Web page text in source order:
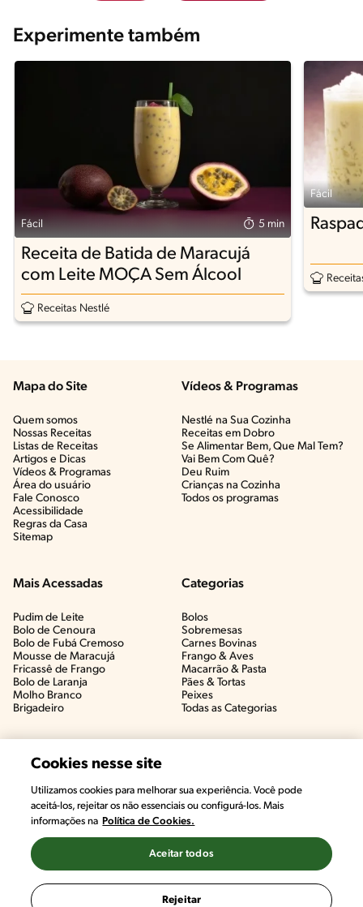
Experimente também
Fácil 5 min
Receita de Batida de Maracujá
com Leite MOÇA Sem Álcool
Receitas Nestlé
Fácil
Mapa do Site
Quem somos
Nossas Receitas
Listas de Receitas​
Artigos e Dicas​
Vídeos & Programas​
Área do usuário
Fale Conosco
Acessibilidade
Regras da Casa
Sitemap
Vídeos & Programas​
Nestlé na Sua Cozinha
Receitas em Dobro
Se Alimentar Bem, Que Mal Tem?​
Vai Bem Com Quê?​
Deu Ruim​
Crianças na Cozinha​
Todos os programas
Mais Acessadas
Pudim de Leite
Bolo de Cenoura
Bolo de Fubá Cremoso
Mousse de Maracujá
Fricassê de Frango
Bolo de Laranja
Molho Branco
Brigadeiro
Categorias
Bolos
Sobremesas
Carnes Bovinas​
Frango & Aves​
Macarrão & Pasta​
Pães & Tortas​
Peixes
Todas as Categorias
Cookies nesse site
Utilizamos cookies para melhorar sua experiência. Você pode
aceitá-los, rejeitar os não essenciais ou configurá-los. Mais
informações na Política de Cookies.
Rejeitar
Aceitar todos